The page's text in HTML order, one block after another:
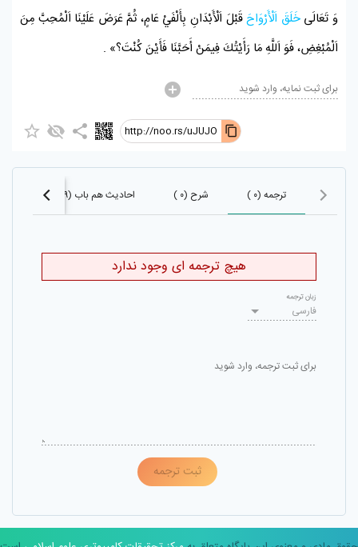
وَ تَعَالَىخَلَقَ اَلْأَرْوَاحَقَبْلَ اَلْأَبْدَانِ بِأَلْفَيْ عَامٍ، ثُمَّ عَرَضَ عَلَيْنَا اَلْمُحِبَّ مِنَ
اَلْمُبْغِضِ، فَوَ اَللَّهِ مَا رَأَيْتُكَ فِيمَنْ أَحَبَّنَا فَأَيْنَ كُنْتَ؟» .
برای ثبت نمایه، وارد شوید
http://noo.rs/uJUJO
ترجمه (۰ ) شرح (۰ ) احادیث هم باب (۶۰۹)
هیچ ترجمه ای وجود ندارد
فارسی
زبان ترجمه
برای ثبت ترجمه، وارد شوید
ثبت ترجمه